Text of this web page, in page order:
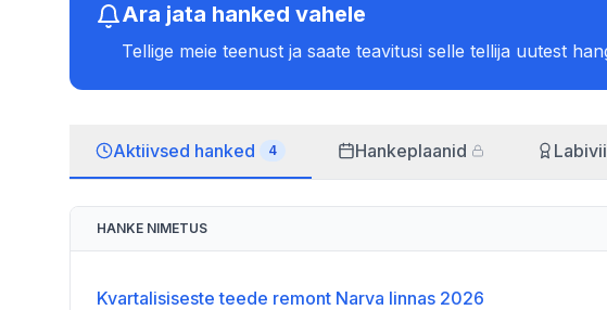
Ara jata hanked vahele
Tellige meie teenust ja saate teavitusi selle tellija uutest
Aktiivsed hanked 4 Hankeplaanid
HANKE NIMETUS
Kvartalisiseste teede remont Narva linnas 2026